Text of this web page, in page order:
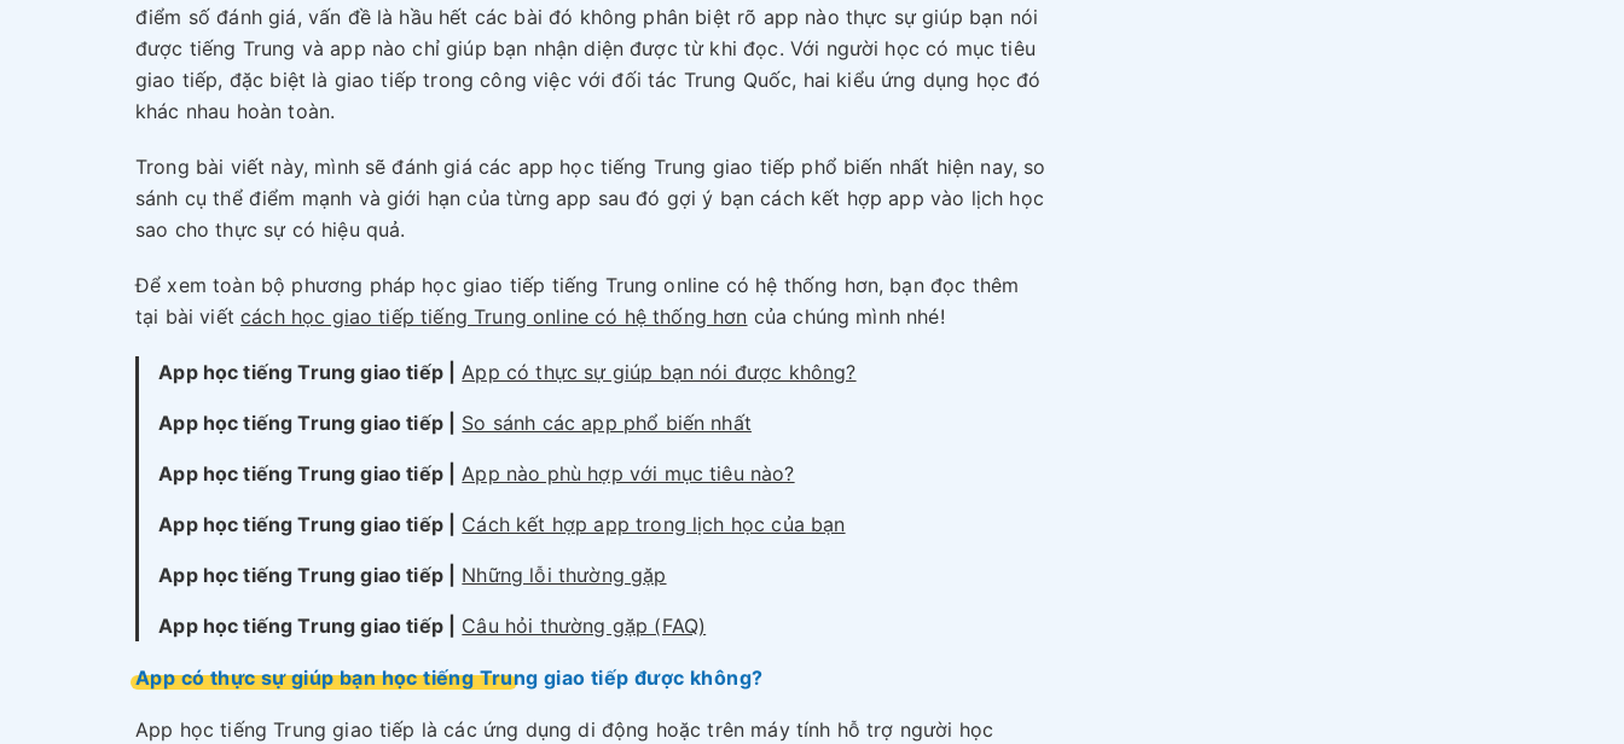
điểm số đánh giá, vấn đề là hầu hết các bài đó không phân biệt rõ app nào thực sự giúp bạn nói
được tiếng Trung và app nào chỉ giúp bạn nhận diện được từ khi đọc. Với người học có mục tiêu
giao tiếp, đặc biệt là giao tiếp trong công việc với đối tác Trung Quốc, hai kiểu ứng dụng học đó
khác nhau hoàn toàn.
Trong bài viết này, mình sẽ đánh giá các app học tiếng Trung giao tiếp phổ biến nhất hiện nay, so
sánh cụ thể điểm mạnh và giới hạn của từng app sau đó gợi ý bạn cách kết hợp app vào lịch học
sao cho thực sự có hiệu quả.
Để xem toàn bộ phương pháp học giao tiếp tiếng Trung online có hệ thống hơn, bạn đọc thêm
tại bài viếtcách học giao tiếp tiếng Trung online có hệ thống hơn của chúng mình nhé!
App học tiếng Trung giao tiếp | App có thực sự giúp bạn nói được không?
App học tiếng Trung giao tiếp | So sánh các app phổ biến nhất
App học tiếng Trung giao tiếp | App nào phù hợp với mục tiêu nào?
App học tiếng Trung giao tiếp | Cách kết hợp app trong lịch học của bạn
App học tiếng Trung giao tiếp | Những lỗi thường gặp
App học tiếng Trung giao tiếp | Câu hỏi thường gặp (FAQ)
App có thực sự giúp bạn học tiếng Trung giao tiếp được không?
App học tiếng Trung giao tiếp là các ứng dụng di động hoặc trên máy tính hỗ trợ người học